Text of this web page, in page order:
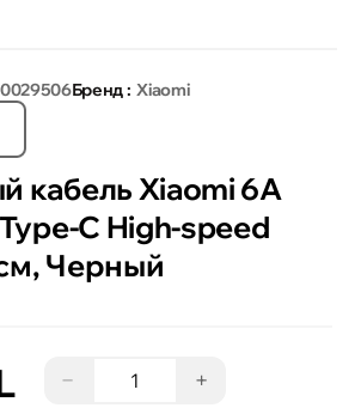
Бренд : Xiaomi
кабель Xiaomi 6A
C High-speed
Черный
− +